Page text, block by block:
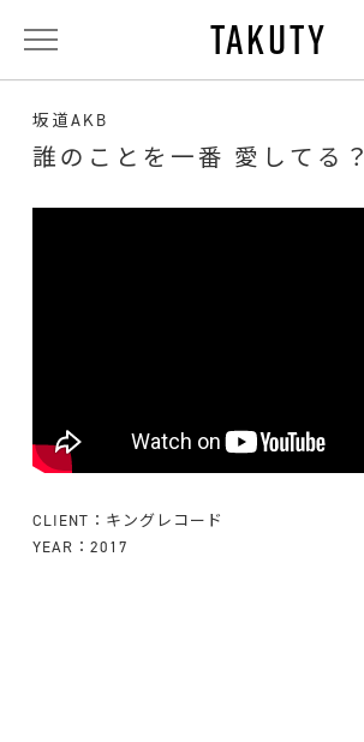
TAKUTY
坂道AKB
誰のことを一番 愛してる？
CLIENT：キングレコード
YEAR：2017